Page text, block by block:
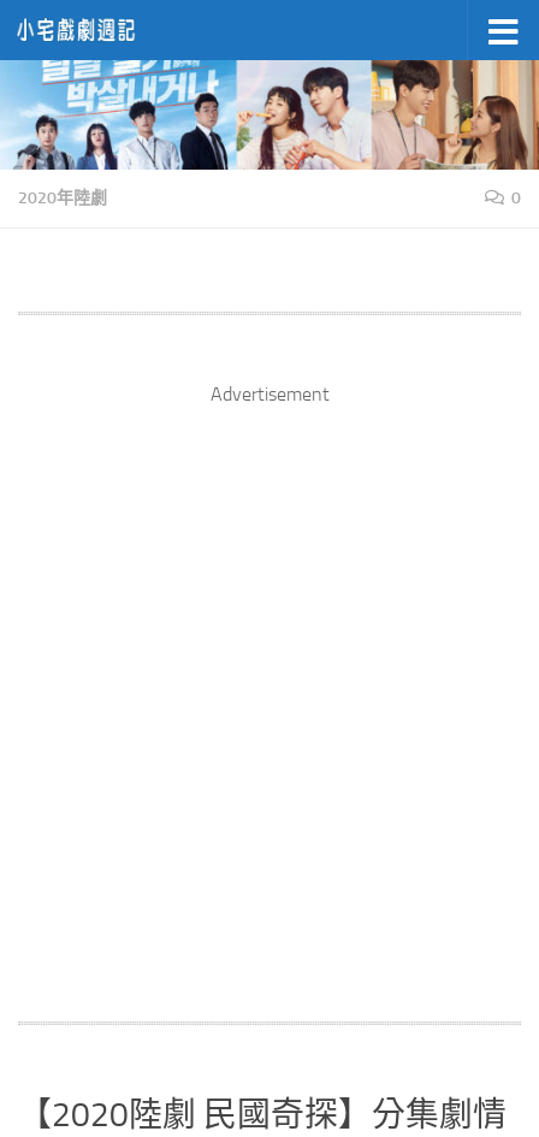
Skip to content
2020年陸劇 0
Advertisement
【2020陸劇 民國奇探】分集劇情